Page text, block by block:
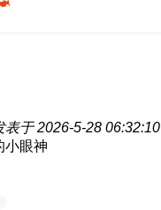
表于 2026-5-28 06:32:10